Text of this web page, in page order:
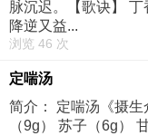
脉沉迟。【歌诀】
降逆又益...
浏览 46 次
定喘汤
简介： 定喘汤《摄
（9g） 苏子（6g）